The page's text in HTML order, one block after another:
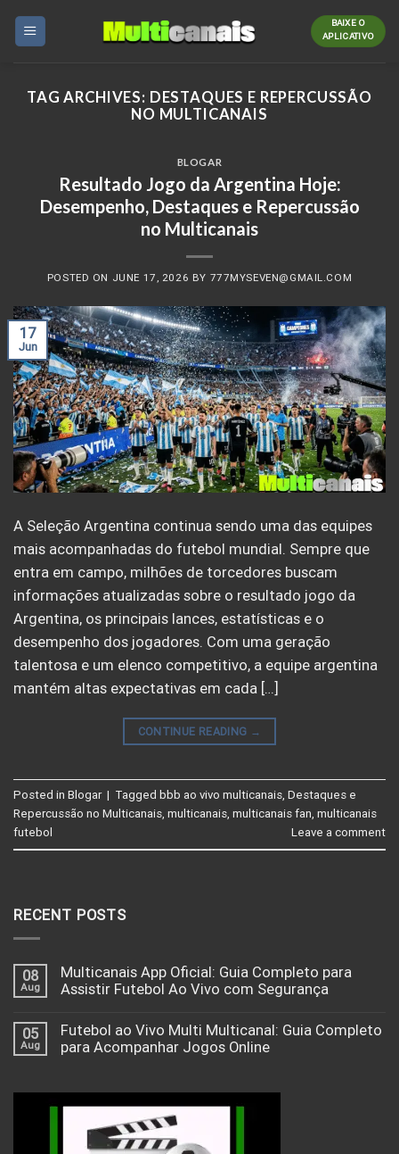
BAIXE O
APLICATIVO
TAG ARCHIVES: DESTAQUES E REPERCUSSÃO
NO MULTICANAIS
BLOGAR
Resultado Jogo da Argentina Hoje:
Desempenho, Destaques e Repercussão
no Multicanais
POSTED ON JUNE 17, 2026 BY 777MYSEVEN@GMAIL.COM
17
Jun
A Seleção Argentina continua sendo uma das equipes
mais acompanhadas do futebol mundial. Sempre que
entra em campo, milhões de torcedores buscam
informações atualizadas sobre o resultado jogo da
Argentina, os principais lances, estatísticas e o
desempenho dos jogadores. Com uma geração
talentosa e um elenco competitivo, a equipe argentina
mantém altas expectativas em cada […]
CONTINUE READING →
Posted in Blogar | Tagged bbb ao vivo multicanais, Destaques e
Repercussão no Multicanais, multicanais, multicanais fan, multicanais
futebol
Leave a comment
RECENT POSTS
08
Aug
Multicanais App Oficial: Guia Completo para
Assistir Futebol Ao Vivo com Segurança
05
Aug
Futebol ao Vivo Multi Multicanal: Guia Completo
para Acompanhar Jogos Online